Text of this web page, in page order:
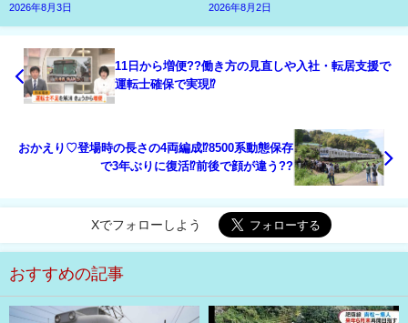
2026年8月3日 2026年8月2日
11日から増便??働き方の見直しや入社・転居支援で
運転士確保で実現⁉
おかえり♡登場時の長さの4両編成⁉8500系動態保存
で3年ぶりに復活⁉前後で顔が違う??
Xでフォローしよう
おすすめの記事